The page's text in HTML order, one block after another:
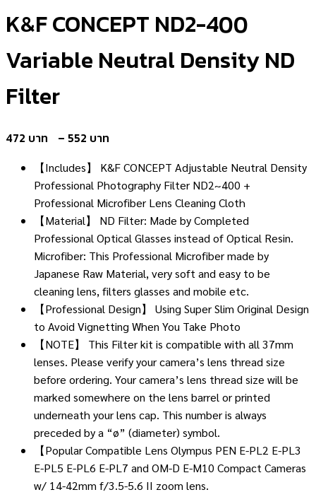
K&F CONCEPT ND2-400
Variable Neutral Density ND
Filter
472 – 552
472 ฿
through
552 ฿
【Includes】 K&F CONCEPT Adjustable Neutral Density
Professional Photography Filter ND2~400 +
Professional Microfiber Lens Cleaning Cloth
【Material】 ND Filter: Made by Completed
Professional Optical Glasses instead of Optical Resin.
Microfiber: This Professional Microfiber made by
Japanese Raw Material, very soft and easy to be
cleaning lens, filters glasses and mobile etc.
【Professional Design】 Using Super Slim Original Design
to Avoid Vignetting When You Take Photo
【NOTE】 This Filter kit is compatible with all 37mm
lenses. Please verify your camera’s lens thread size
before ordering. Your camera’s lens thread size will be
marked somewhere on the lens barrel or printed
underneath your lens cap. This number is always
preceded by a “ø” (diameter) symbol.
【Popular Compatible Lens Olympus PEN E-PL2 E-PL3
E-PL5 E-PL6 E-PL7 and OM-D E-M10 Compact Cameras
w/ 14-42mm f/3.5-5.6 II zoom lens.